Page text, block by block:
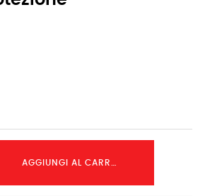
AGGIUNGI AL CARRELLO